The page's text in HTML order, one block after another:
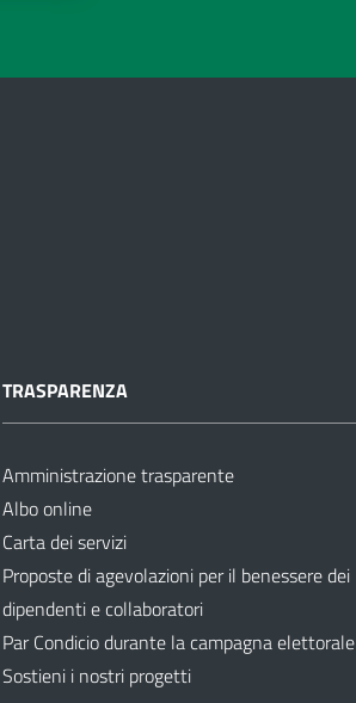
TRASPARENZA
Amministrazione trasparente
Albo online
Carta dei servizi
Proposte di agevolazioni per il benessere dei
dipendenti e collaboratori
Par Condicio durante la campagna elettorale
Sostieni i nostri progetti